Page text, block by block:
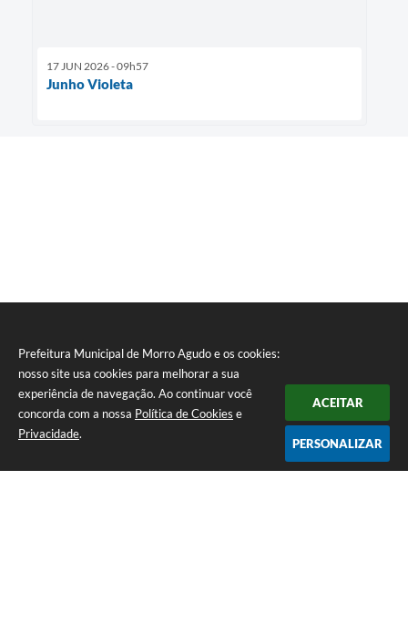
Prefeitura Municipal de Morro Agudo e os cookies:
nosso site usa cookies para melhorar a sua
experiência de navegação. Ao continuar você
concorda com a nossa Política de Cookies e
Privacidade.
ACEITAR
PERSONALIZAR
17 JUN 2026 - 09h57
Junho Violeta